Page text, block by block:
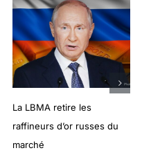
La LBMA retire les
raffineurs d’or russes du
marché